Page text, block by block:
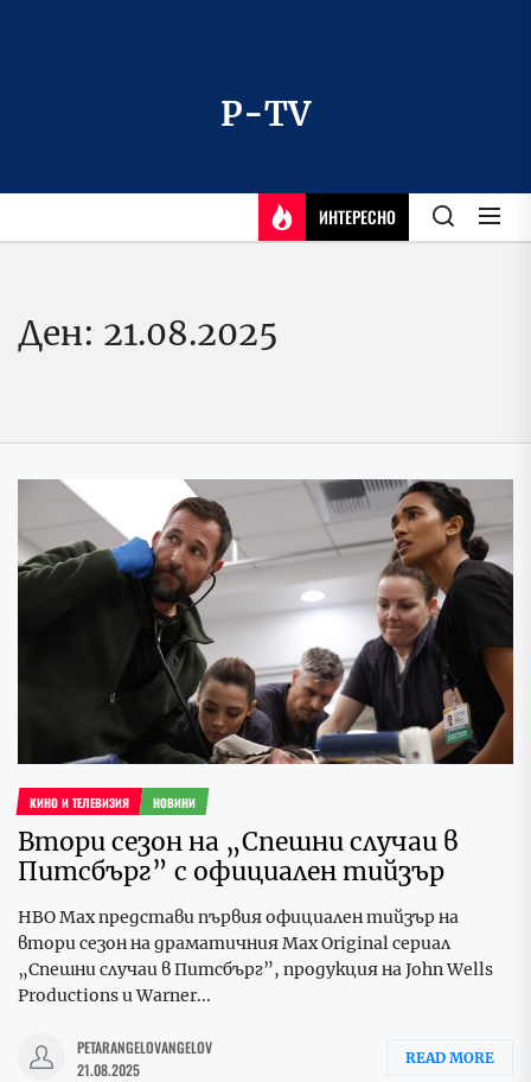
P-TV
ИНТЕРЕСНО
Ден: 21.08.2025
КИНО И ТЕЛЕВИЗИЯ НОВИНИ
Втори сезон на „Спешни случаи в
Питсбърг” с официален тийзър
HBO Max представи първия официален тийзър на
втори сезон на драматичния Max Original сериал
„Спешни случаи в Питсбърг”, продукция на John Wells
Productions и Warner...
PETARANGELOVANGELOV
21.08.2025
READ MORE